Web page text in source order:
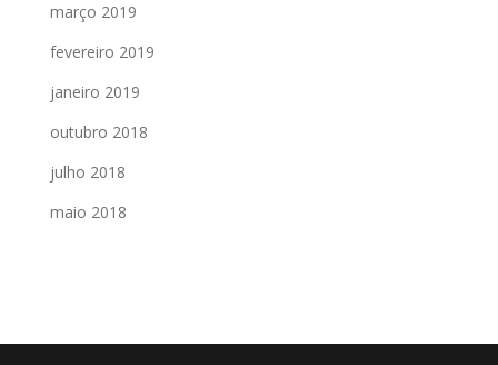
março 2019
fevereiro 2019
janeiro 2019
outubro 2018
julho 2018
maio 2018